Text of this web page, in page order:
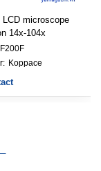
LCD microscope
14x-104x
Manufacturer: Koppace